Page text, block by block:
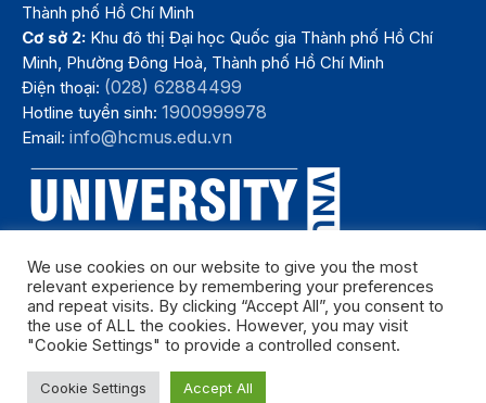
Thành phố Hồ Chí Minh
Cơ sở 2: Khu đô thị Đại học Quốc gia Thành phố Hồ Chí
Minh, Phường Đông Hoà, Thành phố Hồ Chí Minh
Điện thoại: (028) 62884499
Hotline tuyển sinh:1900999978
Email:info@hcmus.edu.vn
Bản quyền thuộc Trường Đại học Khoa học tự nhiên, Đại học Quốc
We use cookies on our website to give you the most
relevant experience by remembering your preferences
and repeat visits. By clicking “Accept All”, you consent to
the use of ALL the cookies. However, you may visit
"Cookie Settings" to provide a controlled consent.
Cookie Settings Accept All